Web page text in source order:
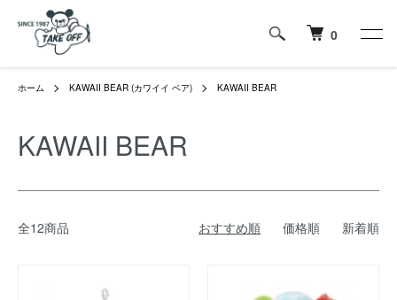
0
ホーム KAWAII BEAR (カワイイ ベア) KAWAII BEAR
KAWAII BEAR
全12商品 おすすめ順 価格順 新着順